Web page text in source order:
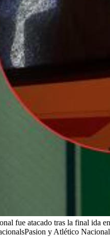
fue atacado tras la final ida
y Atlético Nacional